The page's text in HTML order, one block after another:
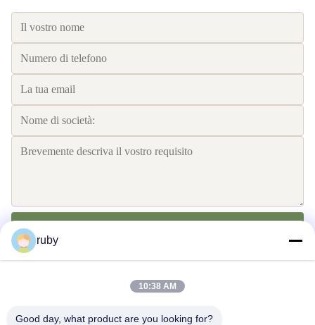
ruby
10:38 AM
Good day, what product are you looking for?